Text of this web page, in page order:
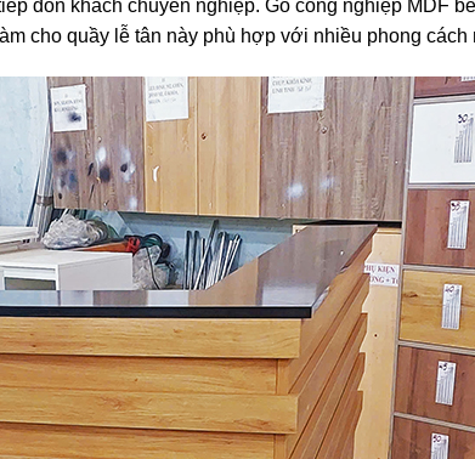
đón khách chuyên nghiệp. Gỗ công nghiệp MDF
cho quầy lễ tân này phù hợp với nhiều phong cách